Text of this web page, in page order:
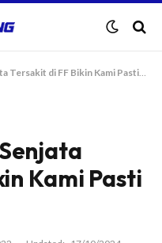
di FF Bikin Kami Pasti Booyah!
Kami Pasti